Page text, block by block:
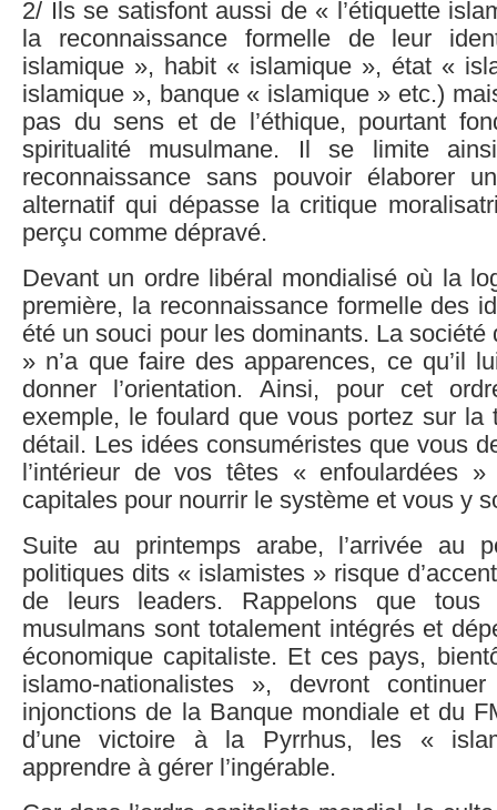
2/ Ils se satisfont aussi de « l’étiquette
la reconnaissance formelle de leur
islamique », habit « islamique », état «
islamique », banque « islamique » etc.)
pas du sens et de l’éthique, pourtant
spiritualité musulmane. Il se limite
reconnaissance sans pouvoir élaborer
alternatif qui dépasse la critique
perçu comme dépravé.
Devant un ordre libéral mondialisé où la
première, la reconnaissance formelle des
été un souci pour les dominants. La société
» n’a que faire des apparences, ce qu’il
donner l’orientation. Ainsi, pour cet
exemple, le foulard que vous portez sur la
détail. Les idées consuméristes que vous
l’intérieur de vos têtes « enfoulardées
capitales pour nourrir le système et vous y
Suite au printemps arabe, l’arrivée au
politiques dits « islamistes » risque
de leurs leaders. Rappelons que tous
musulmans sont totalement intégrés et
économique capitaliste. Et ces pays,
islamo-nationalistes », devront
injonctions de la Banque mondiale et du
d’une victoire à la Pyrrhus, les «
apprendre à gérer l’ingérable.